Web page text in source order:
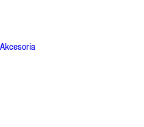
Akcesoria